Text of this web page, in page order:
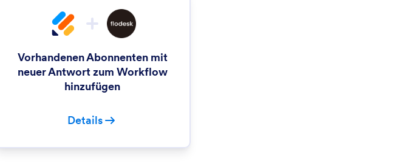
Vorhandenen Abonnenten mit
neuer Antwort zum Workflow
hinzufügen
Details